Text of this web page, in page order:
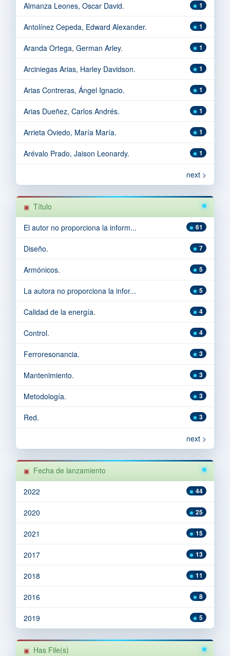
1
Almanza Leones, Oscar David.
1
Antolínez Cepeda, Edward Alexander.
1
Aranda Ortega, German Arley.
1
Arciniegas Arias, Harley Davidson.
1
Arias Contreras, Ángel Ignacio.
1
Arias Dueñez, Carlos Andrés.
1
Arrieta Oviedo, María María.
1
Arévalo Prado, Jaison Leonardy.
next >
Título
61
El autor no proporciona la inform...
7
Diseño.
5
Armónicos.
5
La autora no proporciona la infor...
4
Calidad de la energía.
4
Control.
3
Ferroresonancia.
3
Mantenimiento.
3
Metodología.
3
Red.
next >
Fecha de lanzamiento
44
2022
25
2020
15
2021
13
2017
11
2018
8
2016
5
2019
Has File(s)